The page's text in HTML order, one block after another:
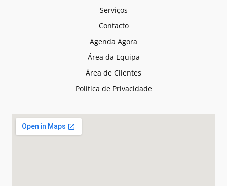
Serviços
Contacto
Agenda Agora
Área da Equipa
Área de Clientes
Política de Privacidade